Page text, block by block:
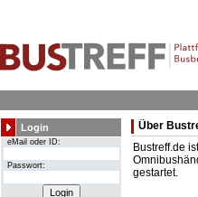
Login
eMail oder ID:
Passwort:
Über
Bustreff.de
gestartet.